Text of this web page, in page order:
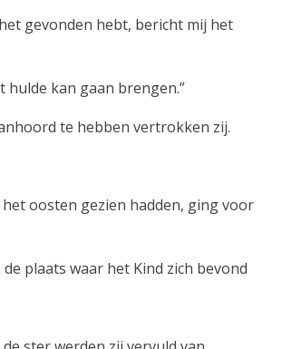
gevonden hebt, bericht mij het
hulde kan gaan brengen.”
te hebben vertrokken zij.
oosten gezien hadden, ging voor
plaats waar het Kind zich bevond